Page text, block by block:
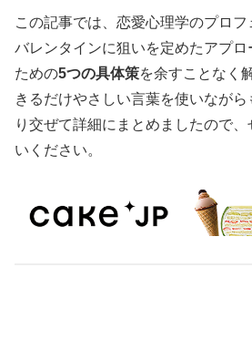
この記事では、恋愛心理学のプロフ
バレンタインに狙いを定めたアプ
ための5つの具体策を余すことなく
きるだけやさしい言葉を使いなが
り交ぜて詳細にまとめましたので
いください。